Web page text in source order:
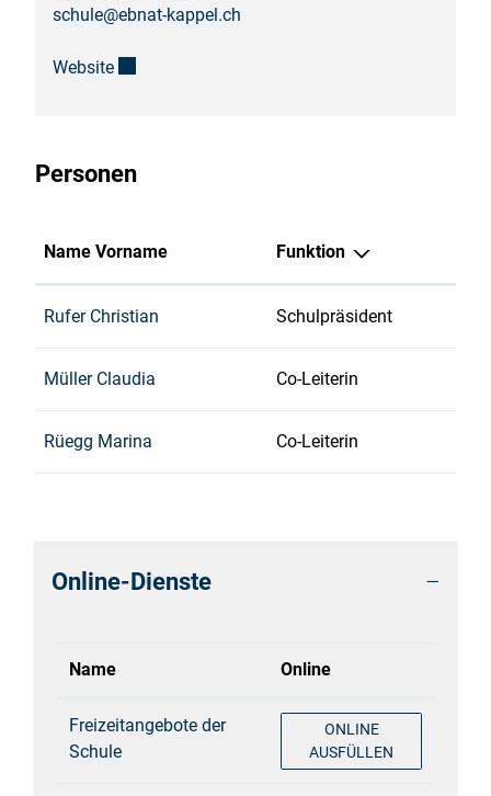
schule@ebnat-kappel.ch
WebsiteExterner Link wird in einem neuen Fenster
Personen
Name Vorname Funktion
Rufer Christian Schulpräsident
Müller Claudia Co-Leiterin
Rüegg Marina Co-Leiterin
Online-Dienste
Name Online
Freizeitangebote der
Schule
FREIZEITANGEBOTE
ONLINE
AUSFÜLLEN